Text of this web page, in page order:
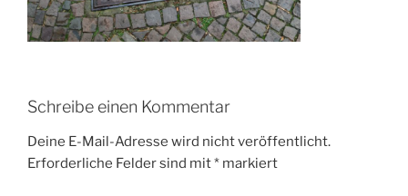
Schreibe einen Kommentar
Deine E-Mail-Adresse wird nicht veröffentlicht.
Erforderliche Felder sind mit* markiert